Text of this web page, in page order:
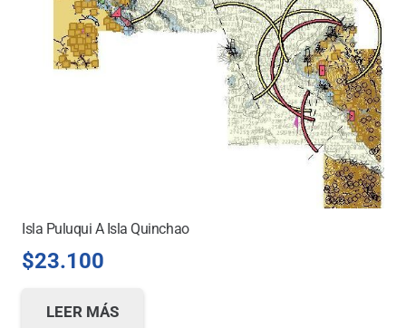
Isla Puluqui A Isla Quinchao
$23.100
LEER MÁS